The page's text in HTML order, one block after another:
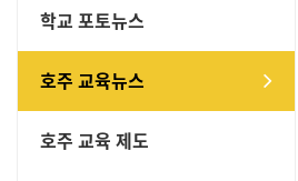
학교 포토뉴스
호주 교육뉴스
호주 교육 제도